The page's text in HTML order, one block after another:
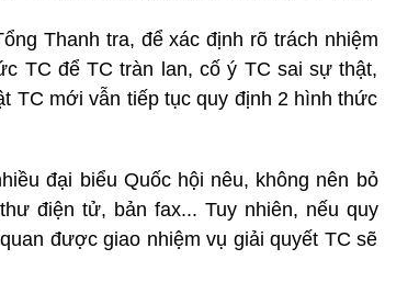
Thanh tra, để xác định rõ trách nhiệm
TC để TC tràn lan, cố ý TC sai sự thật,
TC mới vẫn tiếp tục quy định 2 hình thức
đại biểu Quốc hội nêu, không nên bỏ
điện tử, bản fax... Tuy nhiên, nếu quy
được giao nhiệm vụ giải quyết TC sẽ